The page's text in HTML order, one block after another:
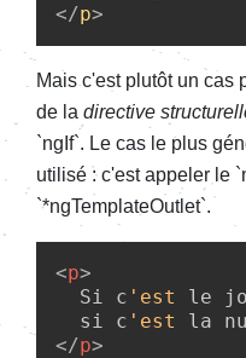
</p>
Mais c'est plutôt un cas
de la directive
`ngIf`. Le cas le plus
utilisé : c'est appeler le
`*ngTemplateOutlet`.
<p>
  Si c
'est le
  si c
'est la
</p>